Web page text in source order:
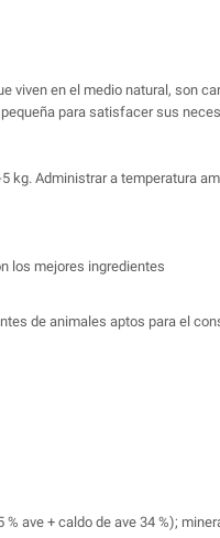
viven en el medio natural, son
para satisfacer sus
kg. Administrar a temperatura
los mejores ingredientes
de animales aptos para el
ave + caldo de ave 34 %);